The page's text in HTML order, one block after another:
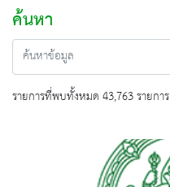
ค้นหา
รายการที่พบทั้งหมด 43,763 รายการ